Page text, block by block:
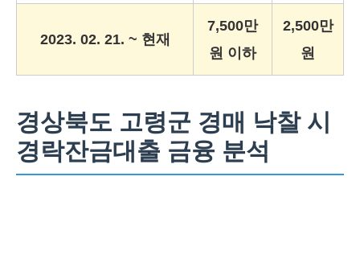
2023. 02. 21. ~ 현재
7,500만
원 이하
2,500만
원
경상북도 고령군 경매 낙찰 시
경락잔금대출 금융 분석